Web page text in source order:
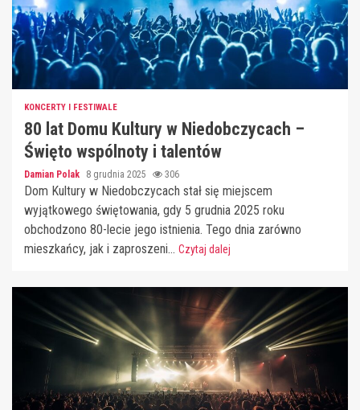
KONCERTY I FESTIWALE
80 lat Domu Kultury w Niedobczycach –
Święto wspólnoty i talentów
Damian Polak 8 grudnia 2025 306
Dom Kultury w Niedobczycach stał się miejscem
wyjątkowego świętowania, gdy 5 grudnia 2025 roku
obchodzono 80-lecie jego istnienia. Tego dnia zarówno
mieszkańcy, jak i zaproszeni... Czytaj dalej